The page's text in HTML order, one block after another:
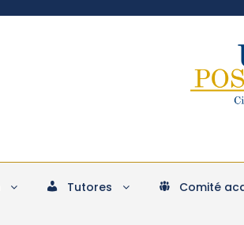
Tutores Comité